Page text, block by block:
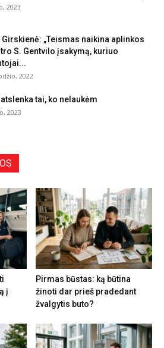
2023
Girskienė: „Teismas naikina aplinkos
S. Gentvilo įsakymą, kuriuo
2022
tai, ko nelaukėm
2023
į
Pirmas būstas: ką būtina
žinoti dar prieš pradedant
žvalgytis buto?